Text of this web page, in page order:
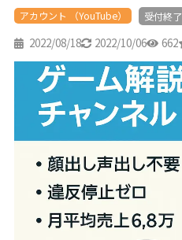
アカウント （YouTube） 受付終了
2022/08/18 2022/10/06 662